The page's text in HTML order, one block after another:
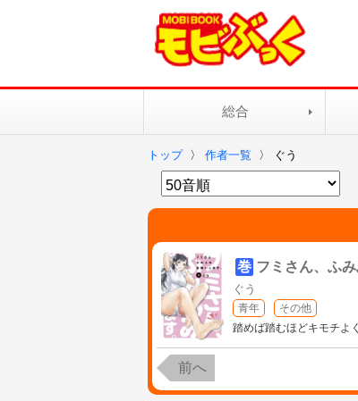
総合
トップ 〉 作者一覧 〉 ぐう
巻 フミさん、ふ
ぐう
青年
その他
踏めば踏むほどキモチよ
前へ